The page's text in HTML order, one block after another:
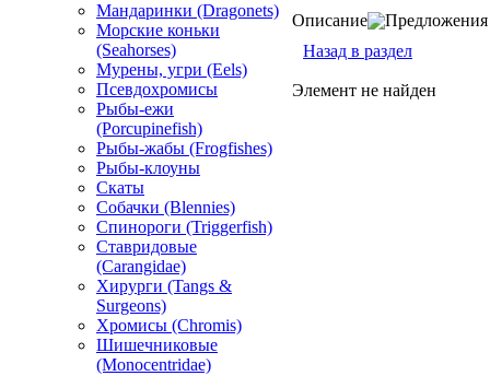
Мандаринки (Dragonets)
Морские коньки
(Seahorses)
Мурены, угри (Eels)
Псевдохромисы
Рыбы-ежи
(Porcupinefish)
Рыбы-жабы (Frogfishes)
Рыбы-клоуны
Скаты
Собачки (Blennies)
Спинороги (Triggerfish)
Ставридовые
(Carangidae)
Хирурги (Tangs &
Surgeons)
Хромисы (Chromis)
Шишечниковые
(Monocentridae)
Описание
Назад в раздел
Элемент не найден